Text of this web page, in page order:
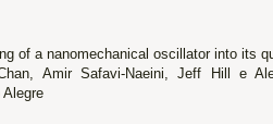
of a nanomechanical oscillator into its
Amir Safavi-Naeini, Jeff Hill e
Alegre